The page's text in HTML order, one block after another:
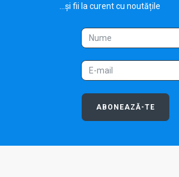
...și fii la curent cu noutățile
ABONEAZĂ-TE